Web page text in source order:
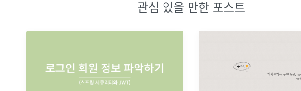
관심 있을 만한 포스트